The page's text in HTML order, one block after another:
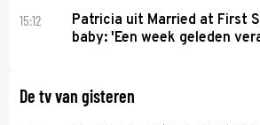
15:12
Patricia uit Married at First
baby: 'Een week geleden
De tv van gisteren